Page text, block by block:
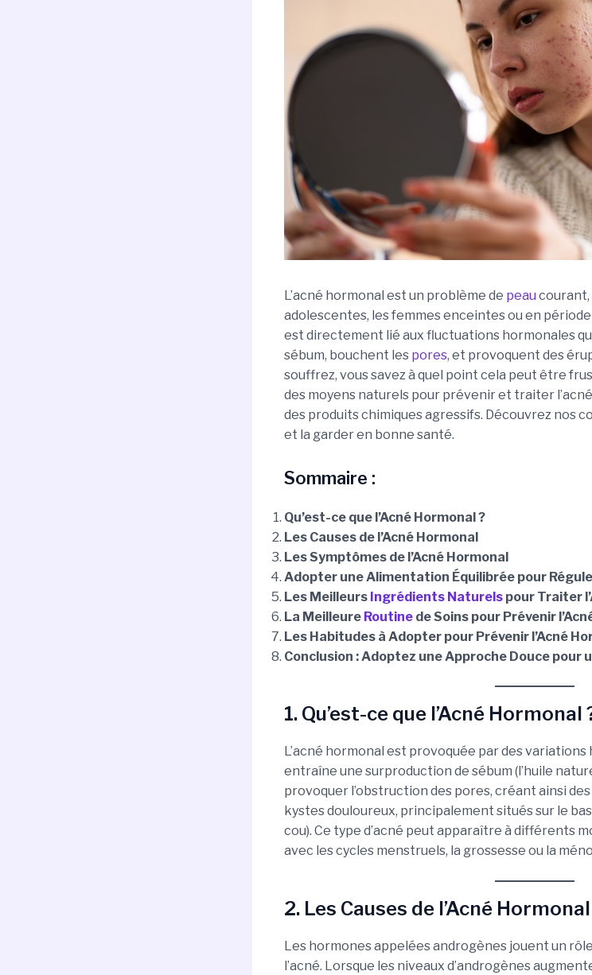
L’acné hormonal est un problème de peau
adolescentes, les femmes enceintes ou en période
est directement lié aux fluctuations hormonales
sébum, bouchent les pores, et provoquent des
souffrez, vous savez à quel point cela peut être
des moyens naturels pour prévenir et traiter
des produits chimiques agressifs. Découvrez nos
et la garder en bonne santé.
Sommaire :
Qu’est-ce que l’Acné Hormonal ?
Les Causes de l’Acné Hormonal
Les Symptômes de l’Acné Hormonal
Adopter une Alimentation Équilibrée pour
Les Meilleurs Ingrédients Naturels pour Traiter
La Meilleure Routine de Soins pour Prévenir
Les Habitudes à Adopter pour Prévenir l’Acné
Conclusion : Adoptez une Approche Douce pour
1. Qu’est-ce que l’Acné Hormonal
L’acné hormonal est provoquée par des variations
entraîne une surproduction de sébum (l’huile
provoquer l’obstruction des pores, créant ainsi
kystes douloureux, principalement situés sur le
cou). Ce type d’acné peut apparaître à différents
avec les cycles menstruels, la grossesse ou la
2. Les Causes de l’Acné Hormonal
Les hormones appelées androgènes jouent un
l’acné. Lorsque les niveaux d’androgènes